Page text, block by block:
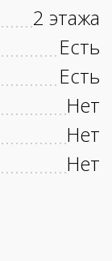
2 этажа
Есть
Есть
Нет
Нет
Нет